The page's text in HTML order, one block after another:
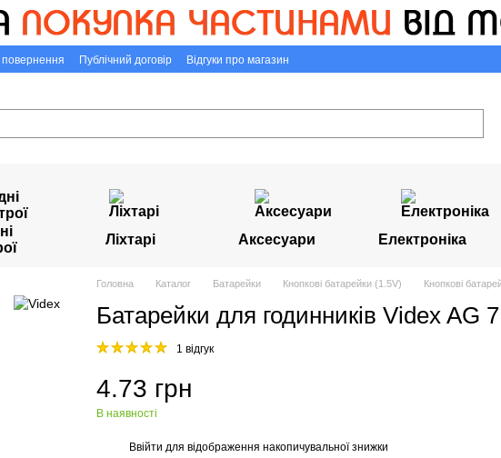
Публічний договір Відгуки про магазин
Ліхтарі Аксесуари Електроніка
Головна Каталог Батарейки Кнопкові батарейки (1.5V) Кнопкові
Батарейки для годинників Videx AG
1 відгук
4.73 грн
В наявності
Ввійти для відображення накопичувальної знижки